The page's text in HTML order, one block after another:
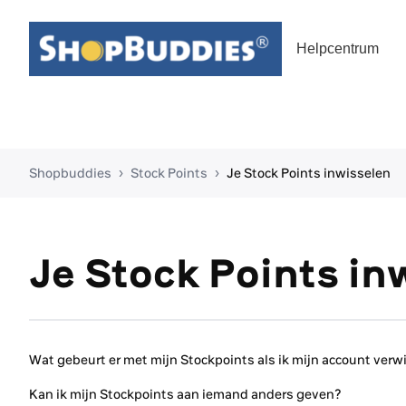
Helpcentrum
Shopbuddies Stock Points Je Stock Points inwisselen
Je Stock Points
Wat gebeurt er met mijn Stockpoints als ik mijn account
Kan ik mijn Stockpoints aan iemand anders geven?